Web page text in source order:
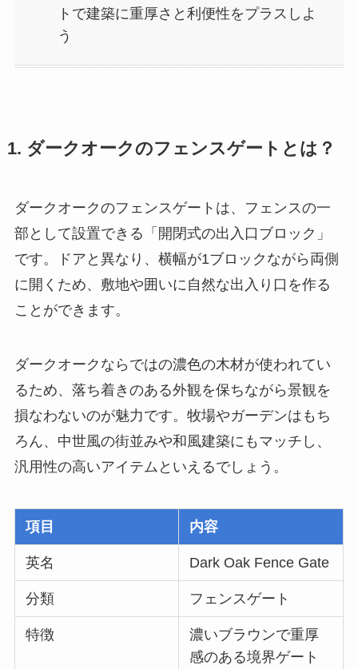
トで建築に重厚さと利便性をプラスしよ
う
1. ダークオークのフェンスゲートとは？
ダークオークのフェンスゲートは、フェンスの一
部として設置できる「開閉式の出入口ブロック」
です。ドアと異なり、横幅が1ブロックながら両側
に開くため、敷地や囲いに自然な出入り口を作る
ことができます。
ダークオークならではの濃色の木材が使われてい
るため、落ち着きのある外観を保ちながら景観を
損なわないのが魅力です。牧場やガーデンはもち
ろん、中世風の街並みや和風建築にもマッチし、
汎用性の高いアイテムといえるでしょう。
項目 内容
英名 Dark Oak Fence Gate
分類 フェンスゲート
特徴
濃いブラウンで重厚
感のある境界ゲート